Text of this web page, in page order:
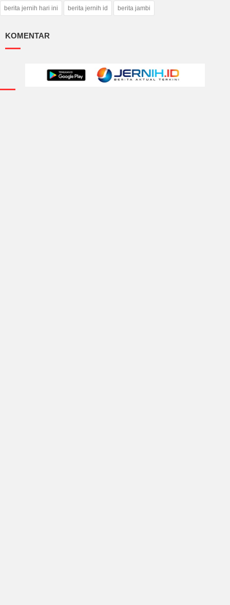
berita jernih hari ini berita jernih id berita jambi
KOMENTAR